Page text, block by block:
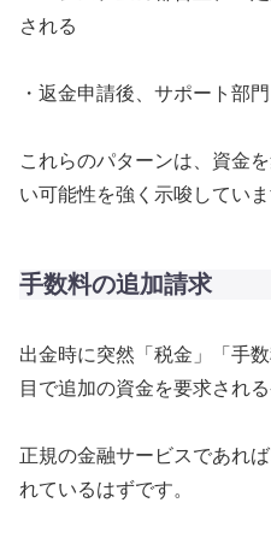
される
・返金申請後、サポート部
これらのパターンは、資金
い可能性を強く示唆していま
手数料の追加請求
出金時に突然「税金」「手
目で追加の資金を要求され
正規の金融サービスであれ
れているはずです。